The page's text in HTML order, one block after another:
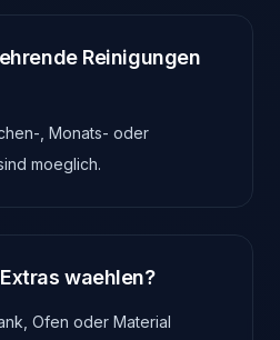
Reinigungen
, Monats- oder
moeglich.
waehlen?
Ofen oder Material